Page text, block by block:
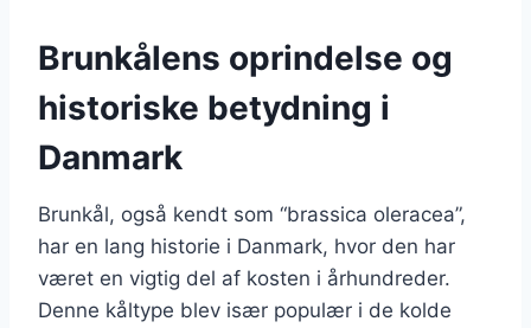
Brunkålens oprindelse og
historiske betydning i
Danmark
Brunkål, også kendt som “brassica oleracea”,
har en lang historie i Danmark, hvor den har
været en vigtig del af kosten i århundreder.
Denne kåltype blev især populær i de kolde